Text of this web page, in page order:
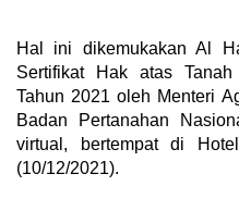
Hal ini dikemukakan Al
Sertifikat Hak atas Tanah
Tahun 2021 oleh Menteri
Badan Pertanahan
virtual, bertempat di
(10/12/2021).